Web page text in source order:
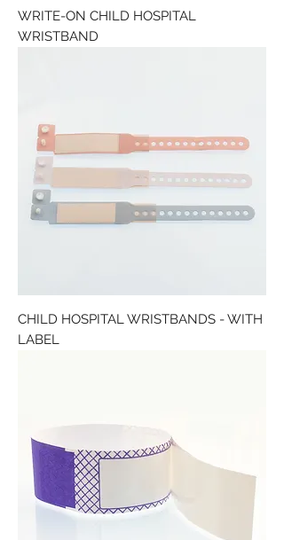
WRITE-ON CHILD HOSPITAL
WRISTBAND
CHILD HOSPITAL WRISTBANDS - WITH
LABEL